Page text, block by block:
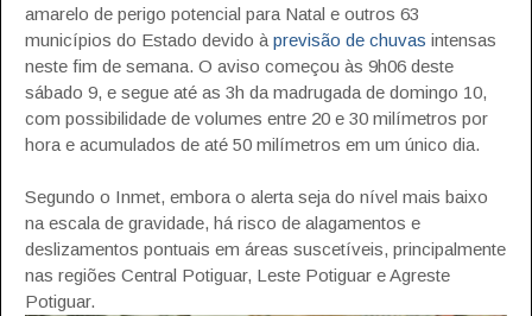
amarelo de perigo potencial para Natal e outros 63
municípios do Estado devido à previsão de chuvas intensas
neste fim de semana. O aviso começou às 9h06 deste
sábado 9, e segue até as 3h da madrugada de domingo 10,
com possibilidade de volumes entre 20 e 30 milímetros por
hora e acumulados de até 50 milímetros em um único dia.
Segundo o Inmet, embora o alerta seja do nível mais baixo
na escala de gravidade, há risco de alagamentos e
deslizamentos pontuais em áreas suscetíveis, principalmente
nas regiões Central Potiguar, Leste Potiguar e Agreste
Potiguar.